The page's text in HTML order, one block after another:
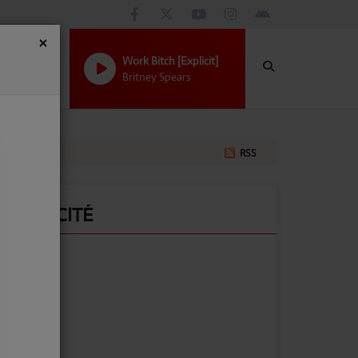
Work Bitch [Explicit]
Britney Spears
RSS
PUBLICITÉ
×